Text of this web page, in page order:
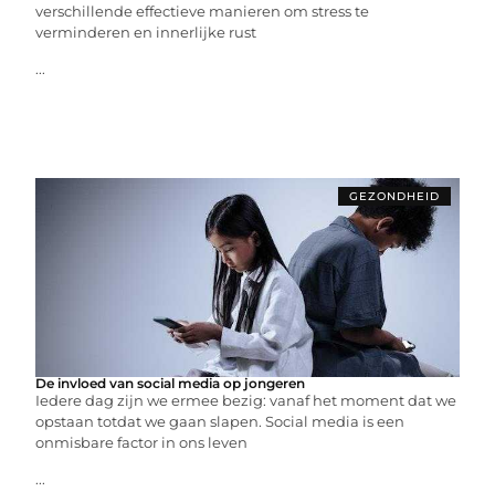
verschillende effectieve manieren om stress te
verminderen en innerlijke rust
...
GEZONDHEID
De invloed van social media op jongeren
Iedere dag zijn we ermee bezig: vanaf het moment dat we
opstaan totdat we gaan slapen. Social media is een
onmisbare factor in ons leven
...